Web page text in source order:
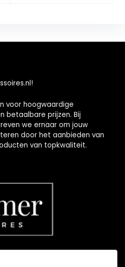
voor hoogwaardige
betaalbare prijzen. Bij
we ernaar om jouw
door het aanbieden van
van topkwaliteit.